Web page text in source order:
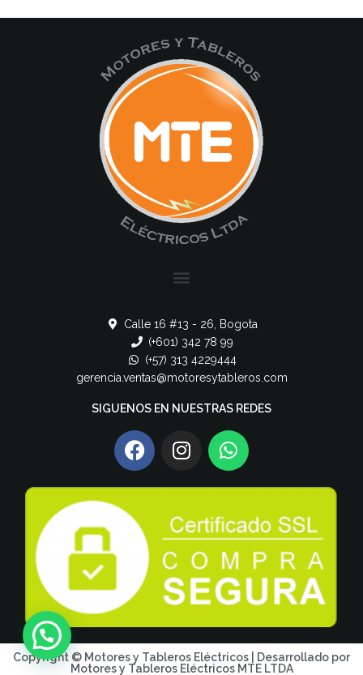
Calle 16 #13 - 26, Bogota
(+601) 342 78 99
(+57) 313 4229444
gerencia.ventas@motoresytableros.com
SIGUENOS EN NUESTRAS REDES
Copyright © Motores y Tableros Eléctricos | Desarrollado por
Motores y Tableros Eléctricos MTE LTDA